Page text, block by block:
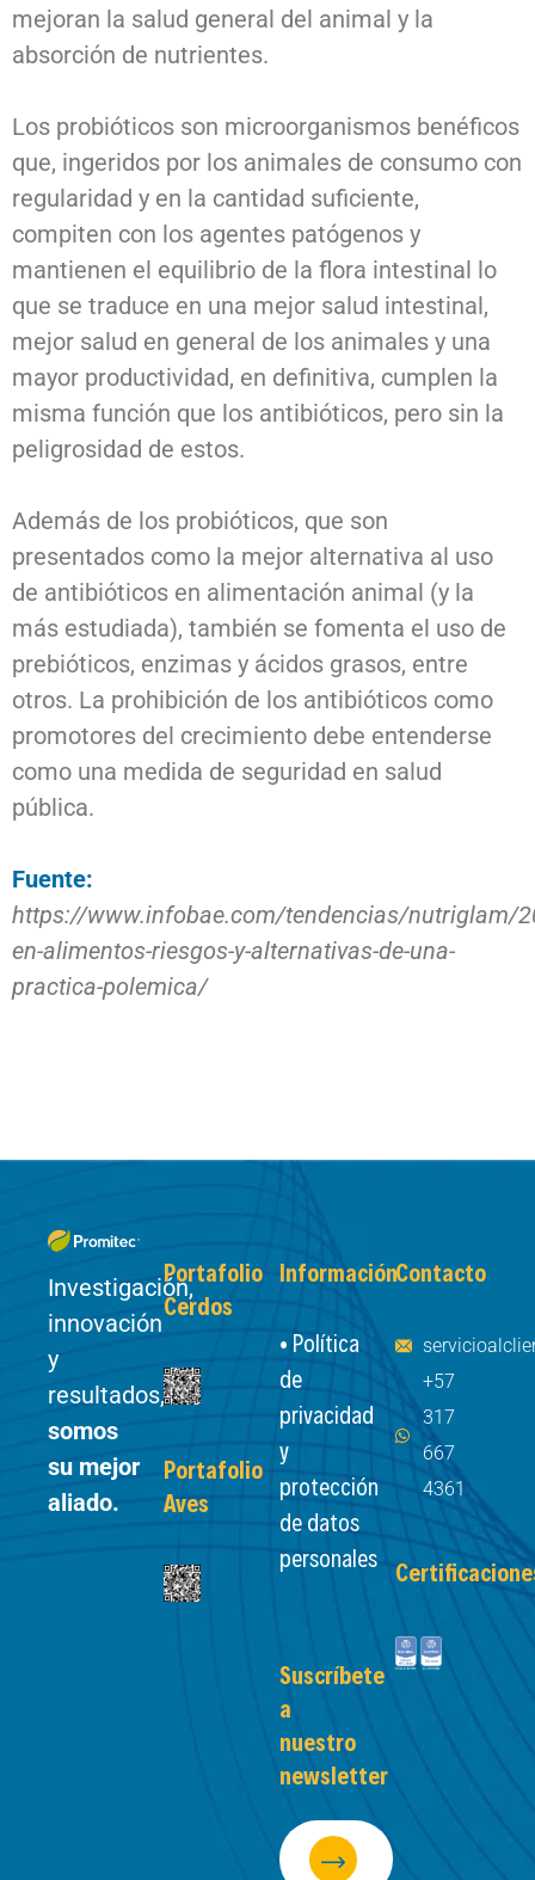
mejoran la salud general del animal y la
absorción de nutrientes.
Los probióticos son microorganismos benéficos
que, ingeridos por los animales de consumo con
regularidad y en la cantidad suficiente,
compiten con los agentes patógenos y
mantienen el equilibrio de la flora intestinal lo
que se traduce en una mejor salud intestinal,
mejor salud en general de los animales y una
mayor productividad, en definitiva, cumplen la
misma función que los antibióticos, pero sin la
peligrosidad de estos.
Además de los probióticos, que son
presentados como la mejor alternativa al uso
de antibióticos en alimentación animal (y la
más estudiada), también se fomenta el uso de
prebióticos, enzimas y ácidos grasos, entre
otros. La prohibición de los antibióticos como
promotores del crecimiento debe entenderse
como una medida de seguridad en salud
pública.
Fuente:
https://www.infobae.com/tendencias/nutriglam/
en-alimentos-riesgos-y-alternativas-de-una-
practica-polemica/
Investigación,
innovación
y
resultados,
somos
su mejor
aliado.
Portafolio
Cerdos
Portafolio
Aves
Información
• Política
de
privacidad
y
protección
de datos
personales
Suscríbete
a
nuestro
newsletter
Contacto
+57
317
667
4361